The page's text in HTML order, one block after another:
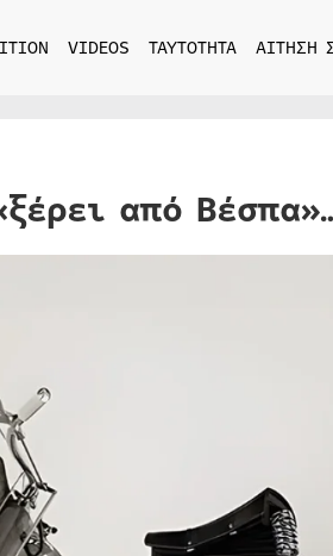
VIDEOS ΤΑΥΤΟΤΗΤΑ ΑΙΤΗΣΗ
από